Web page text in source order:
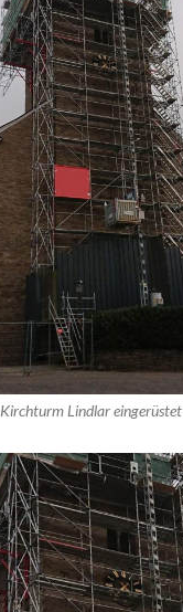
Kirchturm Lindlar eingerüstet